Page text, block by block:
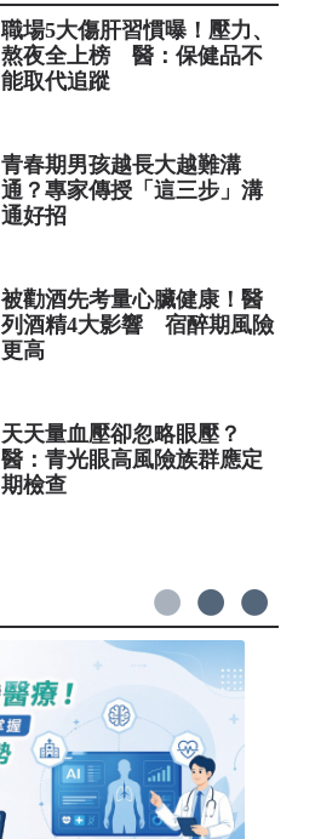
職場5大傷肝習慣曝！壓力、
熬夜全上榜 醫：保健品不
能取代追蹤
青春期男孩越長大越難溝
通？專家傳授「這三步」溝
通好招
被勸酒先考量心臟健康！醫
列酒精4大影響 宿醉期風險
更高
天天量血壓卻忽略眼壓？
醫：青光眼高風險族群應定
期檢查